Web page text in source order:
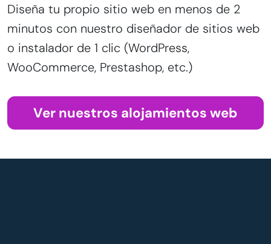
Diseña tu propio sitio web en menos de 2
minutos con nuestro diseñador de sitios web
o instalador de 1 clic (WordPress,
WooCommerce, Prestashop, etc.)
Ver nuestros alojamientos web